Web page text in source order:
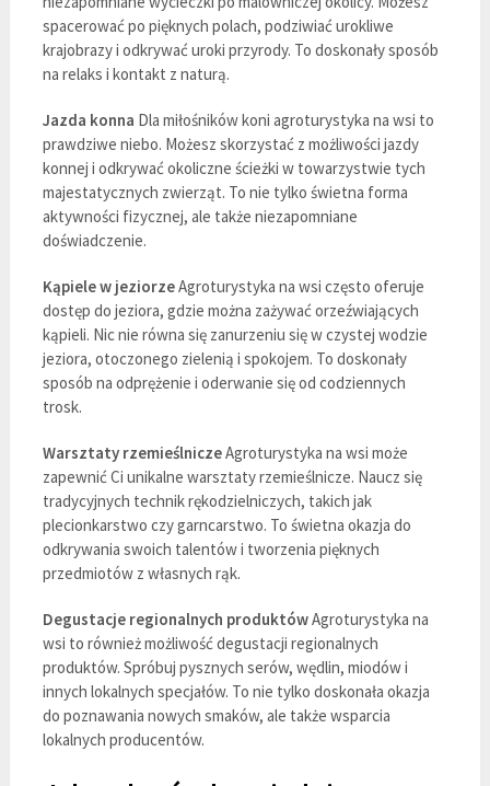
spacerować po pięknych polach, podziwiać urokliwe
krajobrazy i odkrywać uroki przyrody. To doskonały sposób
na relaks i kontakt z naturą.
Jazda konna Dla miłośników koni agroturystyka na wsi to
prawdziwe niebo. Możesz skorzystać z możliwości jazdy
konnej i odkrywać okoliczne ścieżki w towarzystwie tych
majestatycznych zwierząt. To nie tylko świetna forma
aktywności fizycznej, ale także niezapomniane
doświadczenie.
Kąpiele w jeziorzeAgroturystyka na wsi często oferuje
dostęp do jeziora, gdzie można zażywać orzeźwiających
kąpieli. Nic nie równa się zanurzeniu się w czystej wodzie
jeziora, otoczonego zielenią i spokojem. To doskonały
sposób na odprężenie i oderwanie się od codziennych
trosk.
Warsztaty rzemieślniczeAgroturystyka na wsi może
zapewnić Ci unikalne warsztaty rzemieślnicze. Naucz się
tradycyjnych technik rękodzielniczych, takich jak
plecionkarstwo czy garncarstwo. To świetna okazja do
odkrywania swoich talentów i tworzenia pięknych
przedmiotów z własnych rąk.
Degustacje regionalnych produktówAgroturystyka na
wsi to również możliwość degustacji regionalnych
produktów. Spróbuj pysznych serów, wędlin, miodów i
innych lokalnych specjałów. To nie tylko doskonała okazja
do poznawania nowych smaków, ale także wsparcia
lokalnych producentów.